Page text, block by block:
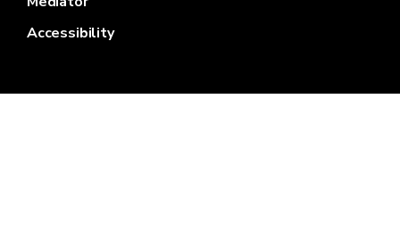
Accessibility